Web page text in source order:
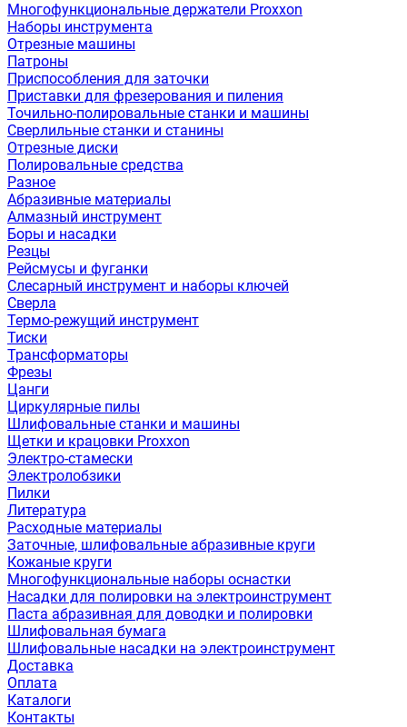
Многофункциональные держатели Proxxon
Наборы инструмента
Отрезные машины
Патроны
Приспособления для заточки
Приставки для фрезерования и пиления
Точильно-полировальные станки и машины
Сверлильные станки и станины
Отрезные диски
Полировальные средства
Разное
Абразивные материалы
Алмазный инструмент
Боры и насадки
Резцы
Рейсмусы и фуганки
Слесарный инструмент и наборы ключей
Сверла
Термо-режущий инструмент
Тиски
Трансформаторы
Фрезы
Цанги
Циркулярные пилы
Шлифовальные станки и машины
Щетки и крацовки Proxxon
Электро-стамески
Электролобзики
Пилки
Литература
Расходные материалы
Заточные, шлифовальные абразивные круги
Кожаные круги
Многофункциональные наборы оснастки
Насадки для полировки на электроинструмент
Паста абразивная для доводки и полировки
Шлифовальная бумага
Шлифовальные насадки на электроинструмент
Доставка
Оплата
Каталоги
Контакты